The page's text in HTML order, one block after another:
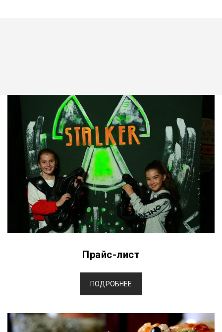
Прайс-лист
ПОДРОБНЕЕ